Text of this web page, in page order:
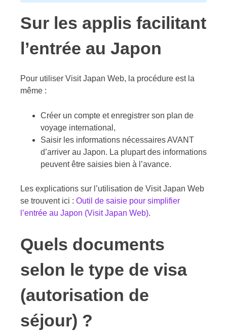
Sur les applis facilitant
l’entrée au Japon
Pour utiliser Visit Japan Web, la procédure est la
même :
Créer un compte et enregistrer son plan de
voyage international,
Saisir les informations nécessaires AVANT
d’arriver au Japon. La plupart des informations
peuvent être saisies bien à l’avance.
Les explications sur l’utilisation de Visit Japan Web
se trouvent ici : Outil de saisie pour simplifier
l’entrée au Japon (Visit Japan Web).
Quels documents
selon le type de visa
(autorisation de
séjour) ?